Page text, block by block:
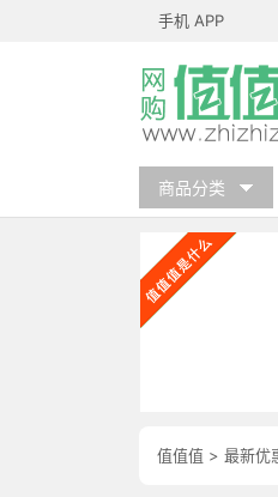
手机 APP
商品分类
值值值 > 最新优